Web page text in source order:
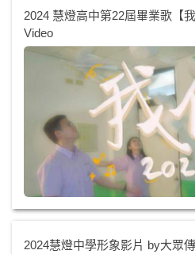
2024 慧燈高中第22屆畢業歌【
Video
2024慧燈中學形象影片 by大眾